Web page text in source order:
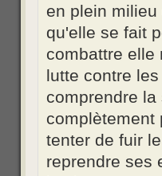
en plein
qu'elle se fait
combattre elle
lutte contre
comprendre
complètement
tenter de fuir
reprendre ses